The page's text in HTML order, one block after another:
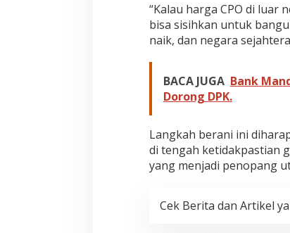
“Kalau harga CPO di luar
bisa sisihkan untuk
naik, dan negara
BACA JUGA Bank
Dorong DPK.
Langkah berani ini
di tengah ketidakpastian
yang menjadi penopang
Cek Berita dan Artikel